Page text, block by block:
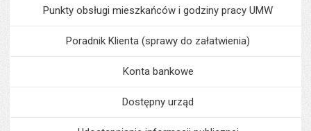
Punkty obsługi mieszkańców i godziny pracy UMW
Poradnik Klienta (sprawy do załatwienia)
Konta bankowe
Dostępny urząd